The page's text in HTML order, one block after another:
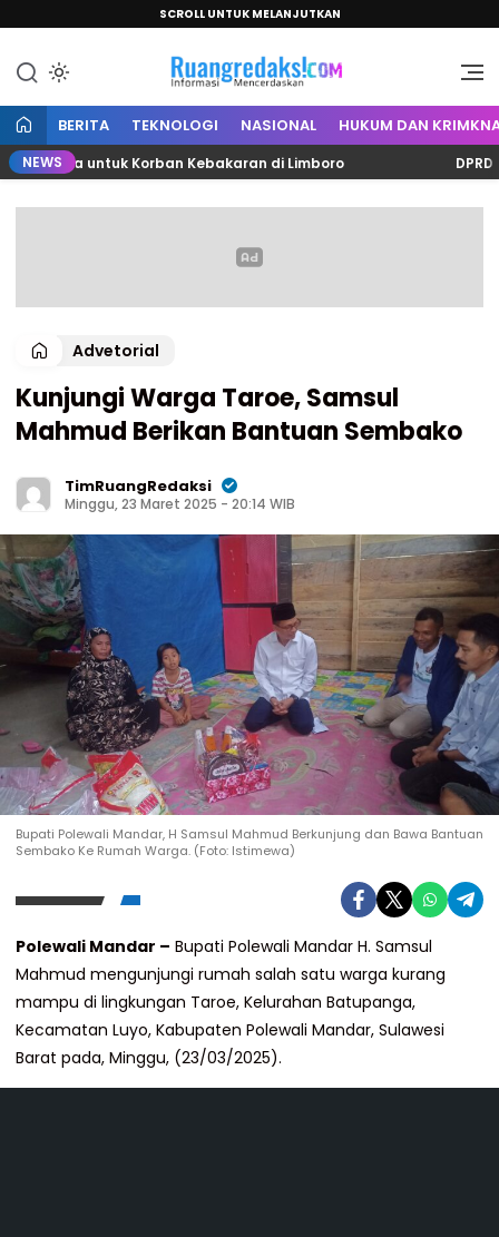
SCROLL UNTUK MELANJUTKAN
Ruang Redaksi
Informasi Mencerdaskan
BERITA TEKNOLOGI NASIONAL HUKUM DAN
NEWS
Juta untuk Korban Kebakaran di Limboro DPRD
Advetorial
Kunjungi Warga Taroe, Samsul
Mahmud Berikan Bantuan Sembako
TimRuangRedaksi
Minggu, 23 Maret 2025 - 20:14 WIB
Bupati Polewali Mandar, H Samsul Mahmud Berkunjung dan Bawa Bantuan
Sembako Ke Rumah Warga. (Foto: Istimewa)
Polewali Mandar – Bupati Polewali Mandar H. Samsul
Mahmud mengunjungi rumah salah satu warga kurang
mampu di lingkungan Taroe, Kelurahan Batupanga,
Kecamatan Luyo, Kabupaten Polewali Mandar, Sulawesi
Barat pada, Minggu, (23/03/2025).